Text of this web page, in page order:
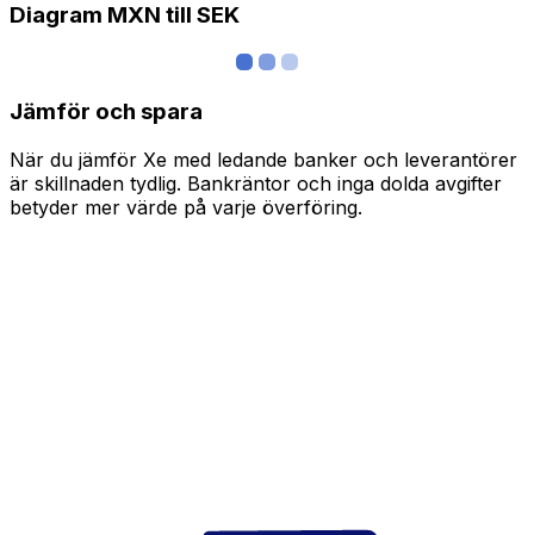
Diagram MXN till SEK
Jämför och spara
När du jämför Xe med ledande banker och leverantörer
är skillnaden tydlig. Bankräntor och inga dolda avgifter
betyder mer värde på varje överföring.